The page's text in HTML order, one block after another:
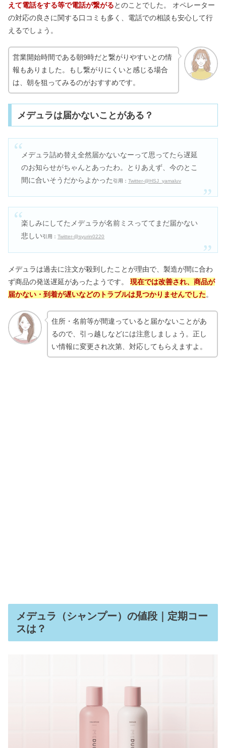
えて電話をする等で電話が繋がるとのことでした。 オペレーター
の対応の良さに関する口コミも多く、電話での相談も安心して行
えるでしょう。
営業開始時間である朝9時だと繋がりやすいとの情
報もありました。もし繋がりにくいと感じる場合
は、朝を狙ってみるのがおすすめです。
メデュラは届かないことがある？
メデュラ詰め替え全然届かないなーって思ってたら遅延
のお知らせがちゃんとあったわ。とりあえず、今のとこ
間に合いそうだからよかった 引用：Twitter-@HSJ_yamaluv
楽しみにしてたメデュラが名前ミスっててまだ届かない
悲しい引用：Twitter-@syurin0220
メデュラは過去に注文が殺到したことが理由で、製造が間に合わ
ず商品の発送遅延があったようです。 現在では改善され、商品が
届かない・到着が遅いなどのトラブルは見つかりませんでした。
住所・名前等が間違っていると届かないことがあ
るので、引っ越しなどには注意しましょう。正し
い情報に変更され次第、対応してもらえますよ。
メデュラ（シャンプー）の値段｜定期コー
スは？